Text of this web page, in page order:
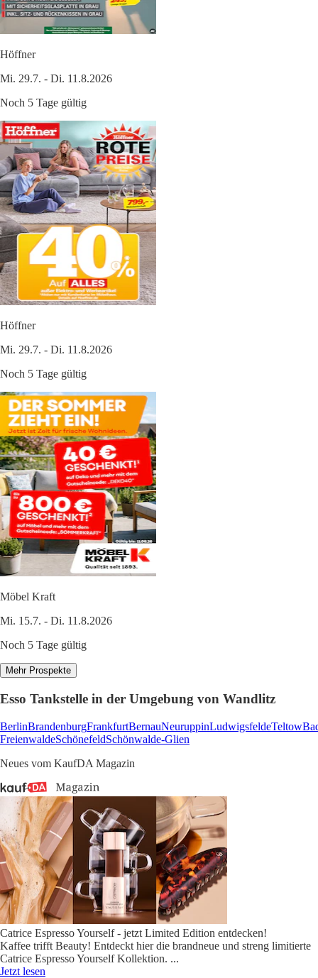
Höffner
Mi. 29.7. - Di. 11.8.2026
Noch 5 Tage gültig
Höffner
Mi. 29.7. - Di. 11.8.2026
Noch 5 Tage gültig
Möbel Kraft
Mi. 15.7. - Di. 11.8.2026
Noch 5 Tage gültig
Mehr Prospekte
Esso Tankstelle in der Umgebung von Wandlitz
BerlinBrandenburgFrankfurtBernauNeuruppinLudwigsfeldeTeltow
FreienwaldeSchönefeldSchönwalde-Glien
Neues vom KaufDA Magazin
Catrice Espresso Yourself - jetzt Limited Edition entdecken!
Kaffee trifft Beauty! Entdeckt hier die brandneue und streng limitierte
Catrice Espresso Yourself Kollektion. ...
Jetzt lesen